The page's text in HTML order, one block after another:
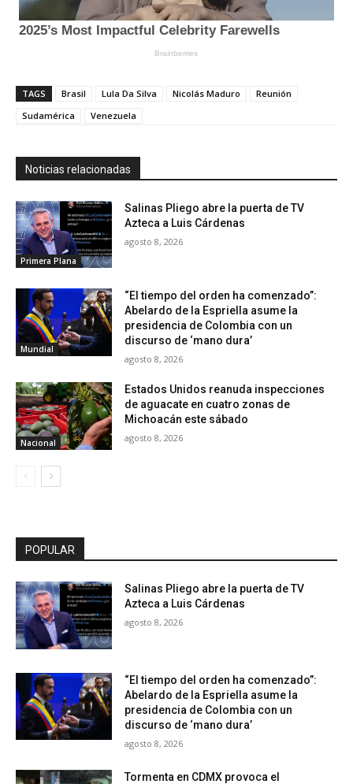
TAGS Brasil Lula Da Silva Nicolás Maduro
Reunión
Sudamérica
Venezuela
Noticias relacionadas
Primera Plana
Salinas Pliego abre la puerta de TV
Azteca a Luis Cárdenas
agosto 8, 2026
Mundial
“El tiempo del orden ha comenzado”:
Abelardo de la Espriella asume la
presidencia de Colombia con un
discurso de ‘mano dura’
agosto 8, 2026
Nacional
Estados Unidos reanuda inspecciones
de aguacate en cuatro zonas de
Michoacán este sábado
agosto 8, 2026
POPULAR
Salinas Pliego abre la puerta de TV
Azteca a Luis Cárdenas
agosto 8, 2026
“El tiempo del orden ha comenzado”:
Abelardo de la Espriella asume la
presidencia de Colombia con un
discurso de ‘mano dura’
agosto 8, 2026
Tormenta en CDMX provoca el